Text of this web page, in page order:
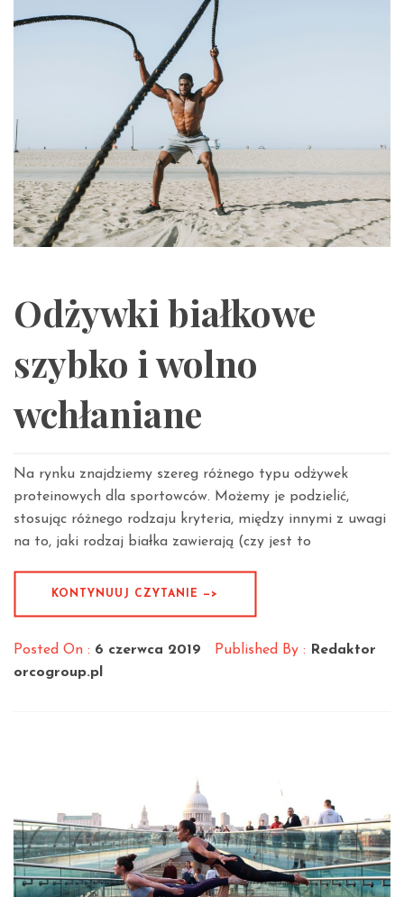
Odżywki białkowe
szybko i wolno
wchłaniane
Na rynku znajdziemy szereg różnego typu odżywek
proteinowych dla sportowców. Możemy je podzielić,
stosując różnego rodzaju kryteria, między innymi z uwagi
na to, jaki rodzaj białka zawierają (czy jest to
KONTYNUUJ CZYTANIE —>
Posted On : 6 czerwca 2019 Published By :
Redaktor
orcogroup.pl